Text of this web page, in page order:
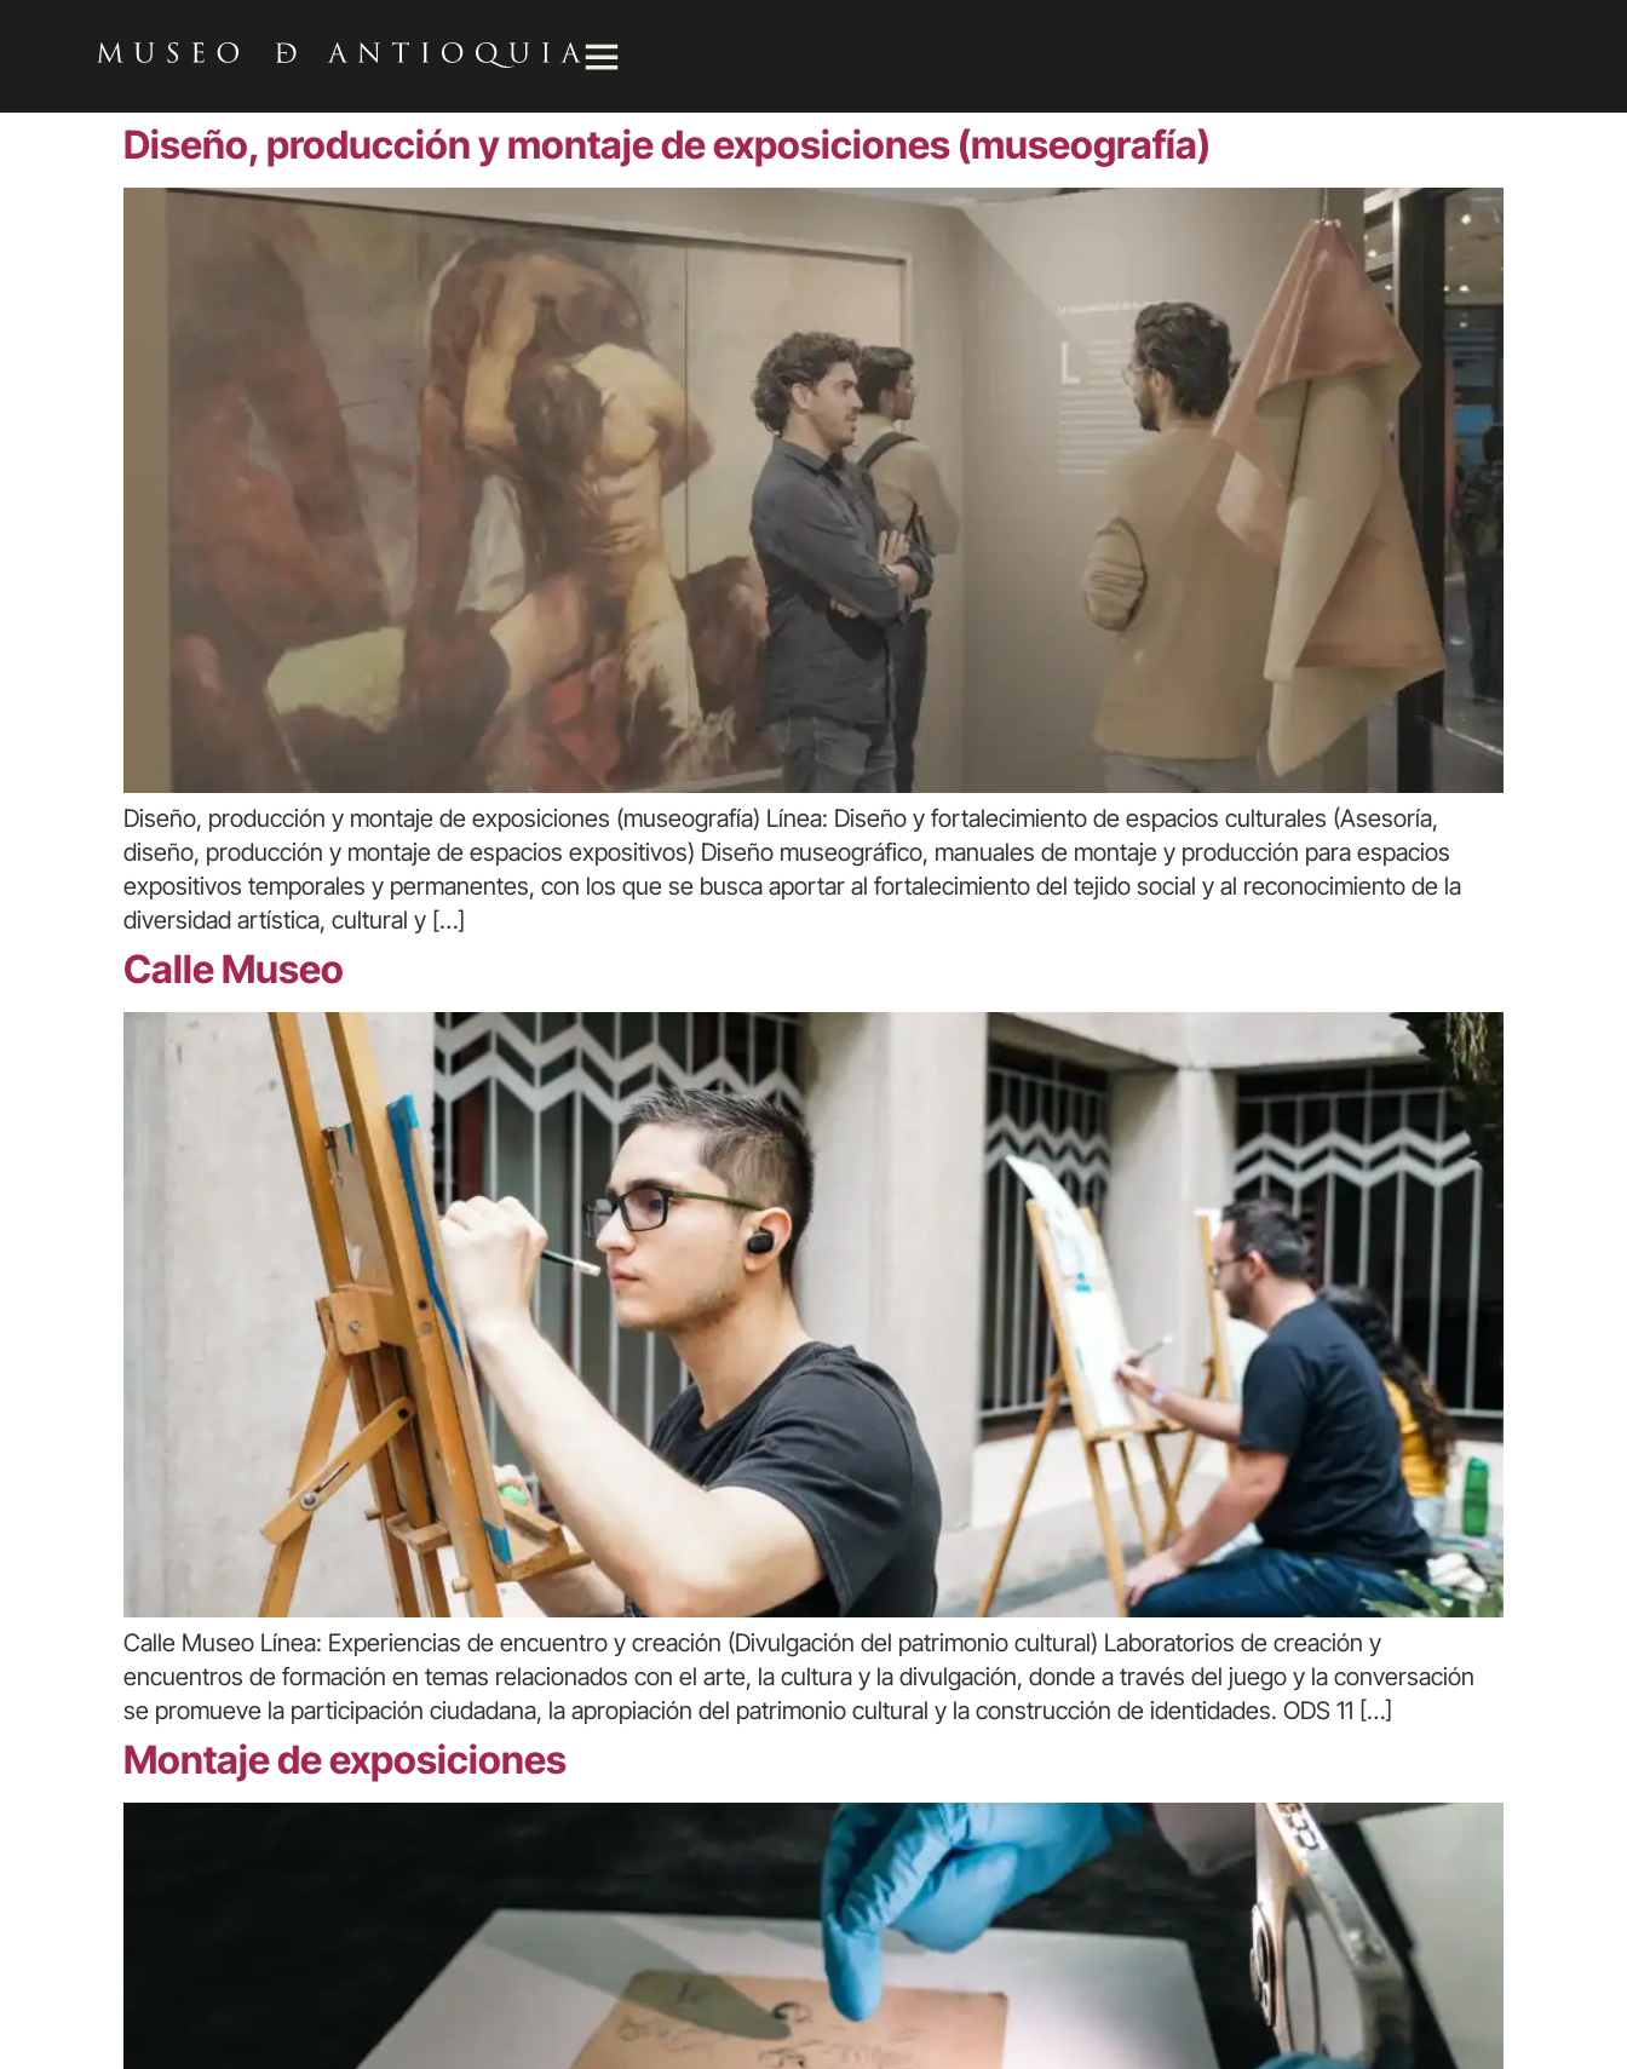
Diseño, producción y montaje de exposiciones (museografía)
Diseño, producción y montaje de exposiciones (museografía) Línea: Diseño y fortalecimiento de espacios culturales (Asesoría,
diseño, producción y montaje de espacios expositivos) Diseño museográfico, manuales de montaje y producción para espacios
expositivos temporales y permanentes, con los que se busca aportar al fortalecimiento del tejido social y al reconocimiento de la
diversidad artística, cultural y […]
Calle Museo
Calle Museo Línea: Experiencias de encuentro y creación (Divulgación del patrimonio cultural) Laboratorios de creación y
encuentros de formación en temas relacionados con el arte, la cultura y la divulgación, donde a través del juego y la conversación
se promueve la participación ciudadana, la apropiación del patrimonio cultural y la construcción de identidades. ODS 11 […]
Montaje de exposiciones